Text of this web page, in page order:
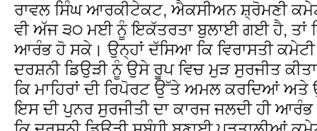
ਰਾਵਲ ਸਿੰਘ ਆਰਕੀਟੇਕਟ, ਐਕਸੀਅਨ ਸ਼੍ਰੋਮਣੀ
ਵੀ ਅੱਜ ੩੦ ਮਈ ਨੂੰ ਇਕੱਤਰਤਾ ਬੁਲਾਈ ਗਈ ਹੈ, ਤਾਂ
ਆਰੰਭ ਹੋ ਸਕੇ। ਉਨ੍ਹਾਂ ਦੱਸਿਆ ਕਿ ਵਿਰਾਸਤੀ
ਦਰਸ਼ਨੀ ਡਿਉੜੀ ਨੂੰ ਉਸੇ ਰੂਪ ਵਿਚ ਮੁੜ ਸੁਰਜੀਤ
ਕਿ ਮਾਹਿਰਾਂ ਦੀ ਰਿਪੋਰਟ ਉੱਤੇ ਅਮਲ ਕਰਦਿਆਂ ਅਤੇ
ਇਸ ਦੀ ਪੁਨਰ ਸੁਰਜੀਤੀ ਦਾ ਕਾਰਜ ਜਲਦੀ ਹੀ